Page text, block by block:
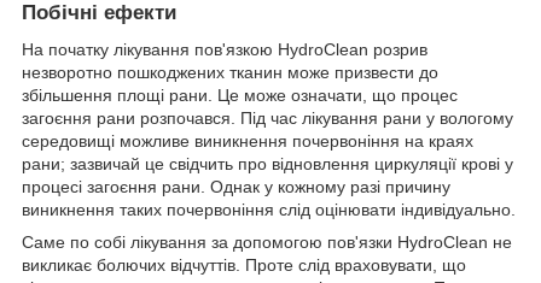
Побічні ефекти
На початку лікування пов'язкою HydroClean розрив
незворотно пошкоджених тканин може призвести до
збільшення площі рани. Це може означати, що процес
загоєння рани розпочався. Під час лікування рани у вологому
середовищі можливе виникнення почервоніння на краях
рани; зазвичай це свідчить про відновлення циркуляції крові у
процесі загоєння рани. Однак у кожному разі причину
виникнення таких почервоніння слід оцінювати індивідуально.
Саме по собі лікування за допомогою пов'язки HydroClean не
викликає болючих відчуттів. Проте слід враховувати, що